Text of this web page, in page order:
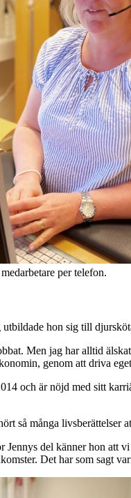
per telefon.
hon sig till
Men jag har alltid
genom att driva
och är nöjd med sitt
så många livsberättelser
Jennys del känner hon
Det har som sagt